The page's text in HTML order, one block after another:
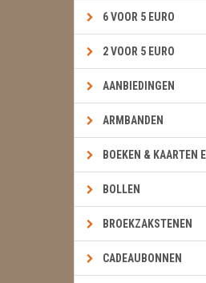
6 VOOR 5 EURO
2 VOOR 5 EURO
AANBIEDINGEN
ARMBANDEN
BOEKEN & KAARTEN
BOLLEN
BROEKZAKSTENEN
CADEAUBONNEN